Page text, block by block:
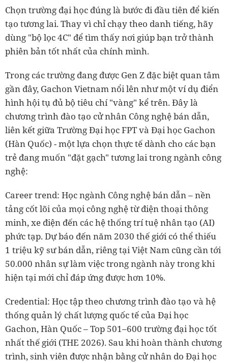
Chọn trường đại học đúng là bước đi đầu tiên để kiến
tạo tương lai. Thay vì chỉ chạy theo danh tiếng, hãy
dùng "bộ lọc 4C" để tìm thấy nơi giúp bạn trở thành
phiên bản tốt nhất của chính mình.
Trong các trường đang được Gen Z đặc biệt quan tâm
gần đây, Gachon Vietnam nổi lên như một ví dụ điển
hình hội tụ đủ bộ tiêu chí "vàng" kể trên. Đây là
chương trình đào tạo cử nhân Công nghệ bán dẫn,
liên kết giữa Trường Đại học FPT và Đại học Gachon
(Hàn Quốc) - một lựa chọn thực tế dành cho các bạn
trẻ đang muốn "đặt gạch" tương lai trong ngành công
nghệ:
Career trend: Học ngành Công nghệ bán dẫn – nền
tảng cốt lõi của mọi công nghệ từ điện thoại thông
minh, xe điện đến các hệ thống trí tuệ nhân tạo (AI)
phức tạp. Dự báo đến năm 2030 thế giới có thể thiếu
1 triệu kỹ sư bán dẫn, riêng tại Việt Nam cũng cần tới
50.000 nhân sự làm việc trong ngành này trong khi
hiện tại mới chỉ đáp ứng được hơn 10%.
Credential: Học tập theo chương trình đào tạo và hệ
thống quản lý chất lượng quốc tế của Đại học
Gachon, Hàn Quốc – Top 501–600 trường đại học tốt
nhất thế giới (THE 2026). Sau khi hoàn thành chương
trình, sinh viên được nhận bằng cử nhân do Đại học